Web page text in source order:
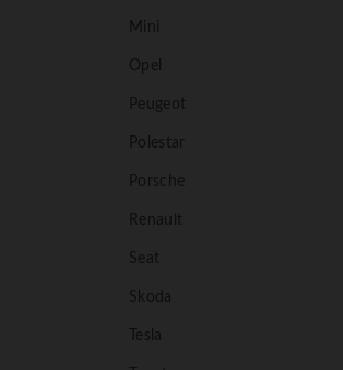
Mini
Opel
Peugeot
Polestar
Porsche
Renault
Seat
Skoda
Tesla